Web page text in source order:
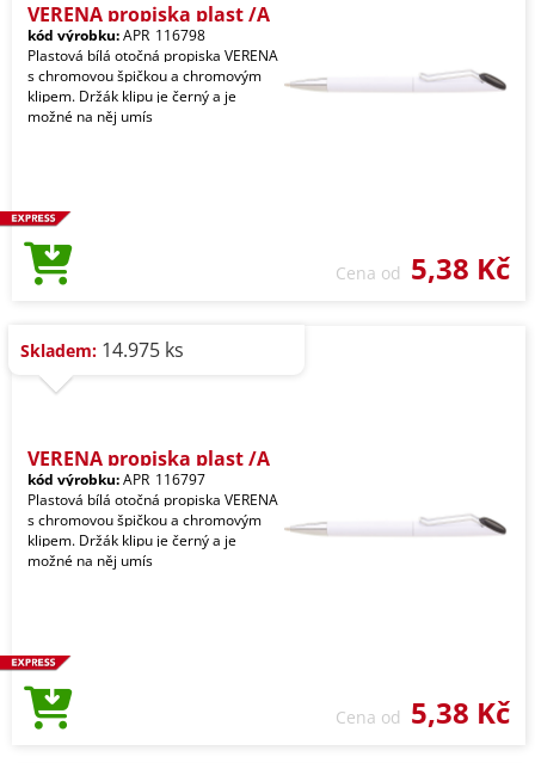
VERENA propiska plast /A
kód výrobku:APR_116798
Plastová bílá otočná propiska VERENA
s chromovou špičkou a chromovým
klipem. Držák klipu je černý a je
možné na něj umís
Cena od 5,38 Kč
Skladem: 14.975 ks
VERENA propiska plast /A
kód výrobku:APR_116797
Plastová bílá otočná propiska VERENA
s chromovou špičkou a chromovým
klipem. Držák klipu je černý a je
možné na něj umís
Cena od 5,38 Kč